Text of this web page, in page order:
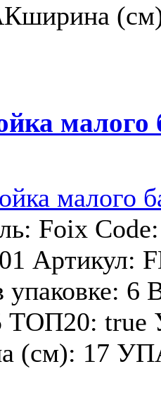
малого
Foix
Артикул:
упаковке: 6
ТОП20:
(см): 17